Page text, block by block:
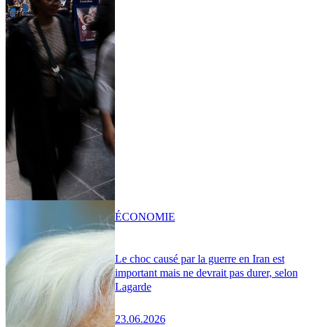
Le choc causé par la guerre en Iran est
important mais ne devrait pas durer, selon
Lagarde
23.06.2026
ÉCONOMIE